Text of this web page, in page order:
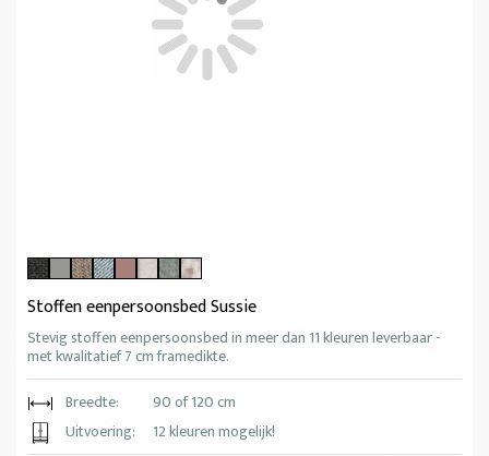
Stoffen eenpersoonsbed Sussie
Stevig stoffen eenpersoonsbed in meer dan 11 kleuren leverbaar -
met kwalitatief 7 cm framedikte.
Breedte:
90 of 120 cm
Uitvoering:
12 kleuren mogelijk!